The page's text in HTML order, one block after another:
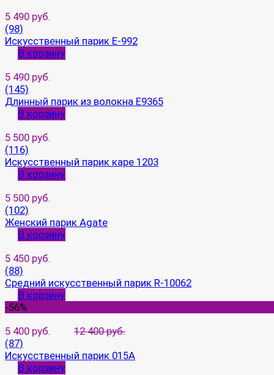
5 490 руб.
(98)
Искусственный парик E-992
В корзину
5 490 руб.
(145)
Длинный парик из волокна E9365
В корзину
5 500 руб.
(116)
Искусственный парик каре 1203
В корзину
5 500 руб.
(102)
Женский парик Agate
В корзину
5 450 руб.
(88)
Средний искусственный парик R-10062
В корзину
-56%
5 400 руб.
12 400 руб.
(87)
Искусственный парик 015A
В корзину